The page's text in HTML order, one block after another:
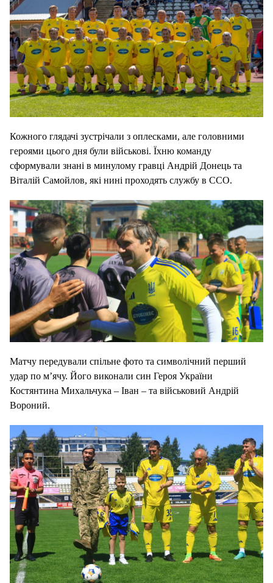
Кожного глядачі зустрічали з оплесками, але головними
героями цього дня були військові. Їхню команду
сформували знані в минулому гравці Андрій Донець та
Віталій Самойлов, які нині проходять службу в ССО.
Матчу передували спільне фото та символічний перший
удар по м’ячу. Його виконали син Героя України
Костянтина Михальчука – Іван – та військовий Андрій
Вороний.